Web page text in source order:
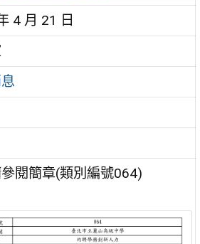
4 月 21 日
閱簡章(類別編號064)